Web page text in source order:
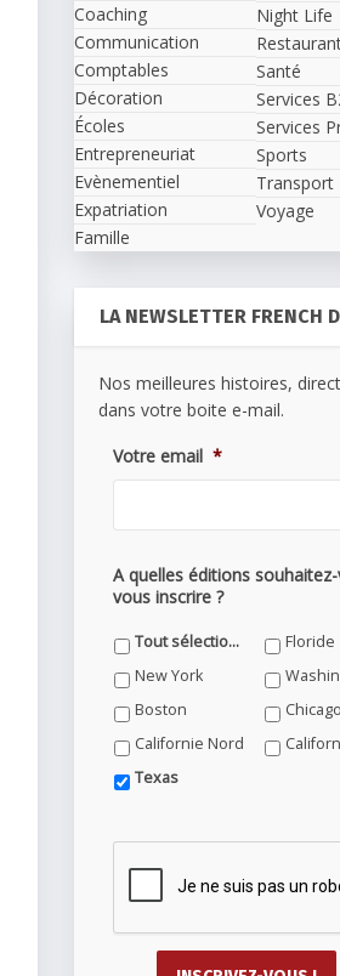
Coaching
Communication
Comptables
Décoration
Écoles
Entrepreneuriat
Evènementiel
Expatriation
Famille
Night Life
Santé
Services
Services
Sports
Transport
Voyage
LA NEWSLETTER FRENCH
Nos meilleures histoires,
dans votre boite e-mail.
Votre email *
A quelles éditions
vous inscrire ?
Tout sélectionner
Floride
New York
Boston
Californie Nord
Texas